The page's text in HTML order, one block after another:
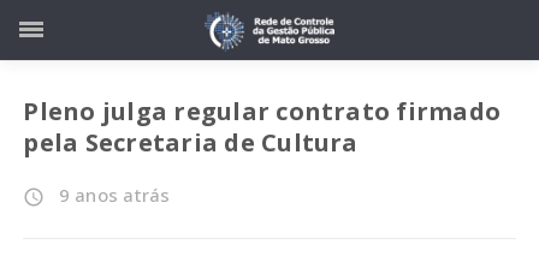
Pleno julga regular contrato firmado
pela Secretaria de Cultura
access_time 9 anos atrás